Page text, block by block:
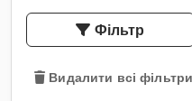
Фільтр
Видалити всі фільтри